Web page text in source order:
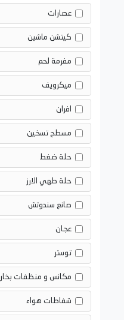
عصارات
كيتشن ماشين
مفرمة لحم
ميكرويف
افران
مسطح تسخين
حلة ضغط
حلة طهي الارز
صانع سندوتش
عجان
توستر
مكانس و منظفات بخار
شفاطات هواء